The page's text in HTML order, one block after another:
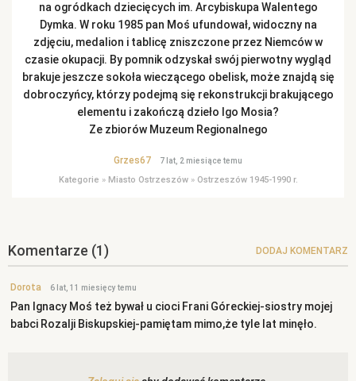
na ogródkach dziecięcych im. Arcybiskupa Walentego
Dymka. W roku 1985 pan Moś ufundował, widoczny na
zdjęciu, medalion i tablicę zniszczone przez Niemców w
czasie okupacji. By pomnik odzyskał swój pierwotny wygląd
brakuje jeszcze sokoła wieczącego obelisk, może znajdą się
dobroczyńcy, którzy podejmą się rekonstrukcji brakującego
elementu i zakończą dzieło Igo Mosia?
Ze zbiorów Muzeum Regionalnego
Grzes67 7 lat, 2 miesiące temu
Kategorie » Miasto Ostrzeszów» Ostrzeszów 1945-1990 r.
Komentarze (1) DODAJ KOMENTARZ
Dorota 6 lat, 11 miesięcy temu
Pan Ignacy Moś też bywał u cioci Frani Góreckiej-siostry mojej
babci Rozalji Biskupskiej-pamiętam mimo,że tyle lat minęło.